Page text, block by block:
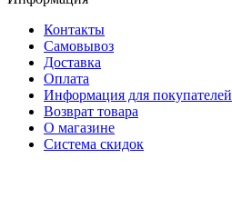
Контакты
Самовывоз
Доставка
Оплата
Информация для покупателей
Возврат товара
О магазине
Система скидок